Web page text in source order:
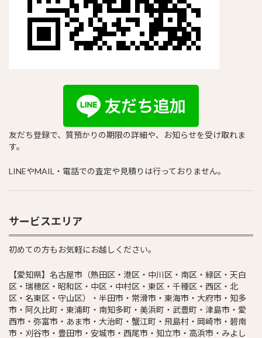
友だち登録で、質預かりの期限の詳細や、お知らせを受け取れま
す。
LINEやMAIL・電話での査定や見積りは行っておりません。
サービスエリア
初めての方もお気軽にお越しください。
【愛知県】名古屋市（熱田区・港区・中川区・南区・緑区・天白
区・瑞穂区・昭和区・中区・中村区・東区・千種区・西区・北
区・名東区・守山区）・半田市・常滑市・東海市・大府市・知多
市・阿久比町・東浦町・南知多町・美浜町・武豊町・津島市・愛
西市・弥富市・あま市・大治町・蟹江町・飛島村・岡崎市・碧南
市・刈谷市・豊田市・安城市・西尾市・知立市・高浜市・みよし